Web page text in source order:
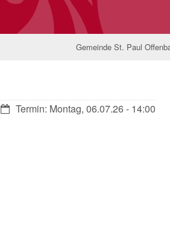
Gemeinde St. Paul
Datum:Termin: Montag, 06.07.26 - 14:00